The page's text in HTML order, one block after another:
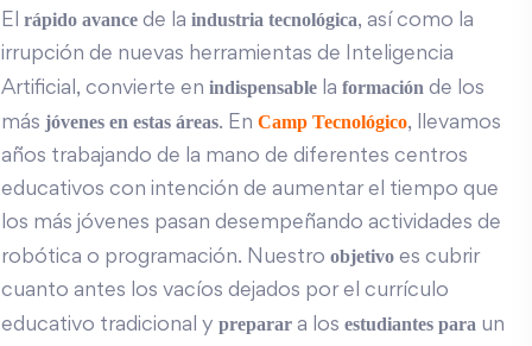
El rápido avance de la industria tecnológica, así como la
irrupción de nuevas herramientas de Inteligencia
Artificial, convierte en indispensable la formación de los
más jóvenes en estas áreas. En Camp Tecnológico, llevamos
años trabajando de la mano de diferentes centros
educativos con intención de aumentar el tiempo que
los más jóvenes pasan desempeñando actividades de
robótica o programación. Nuestro objetivo es cubrir
cuanto antes los vacíos dejados por el currículo
educativo tradicional y preparar a los estudiantes para un